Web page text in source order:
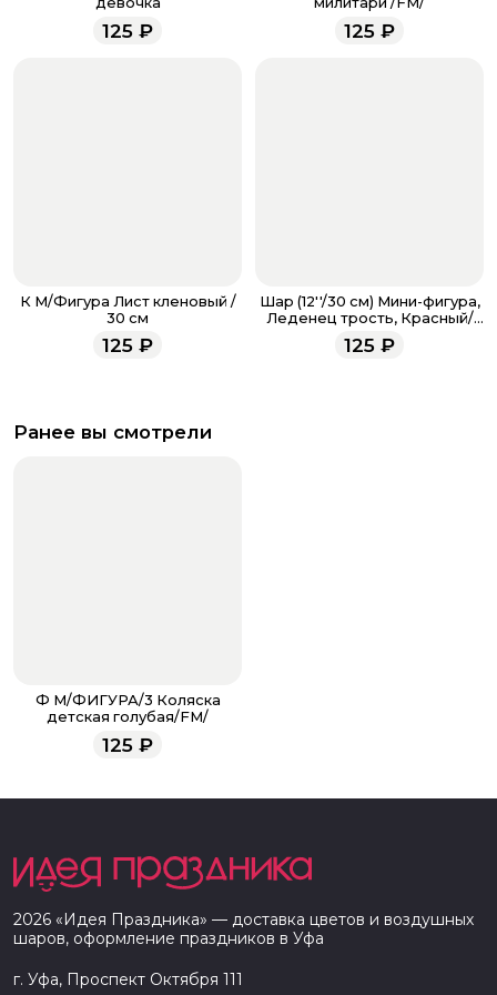
менеджеры работают ежедневно с 9.00 до 23.00 и
всегда рады проконсультировать вас.
125 ₽ 125 ₽
К М/Фигура Лист кленовый /
30 см
125 ₽
Шар (12''/30 см) Мини-фигура,
Леденец трость, Красный/
Зеленый
125 ₽
Ранее вы смотрели
Ф М/ФИГУРА/3 Коляска
детская голубая/FM/
125 ₽
2026 «Идея Праздника» — доставка цветов и воздушных
шаров, оформление праздников в Уфа
г. Уфа, Проспект Октября 111